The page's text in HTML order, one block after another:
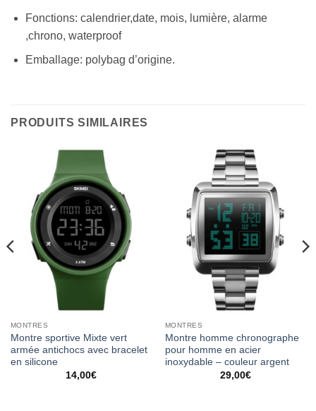
Fonctions: calendrier,date, mois, lumière, alarme
,chrono, waterproof
Emballage: polybag d’origine.
PRODUITS SIMILAIRES
MONTRES
Montre sportive Mixte vert
armée antichocs avec bracelet
en silicone
14,00€
MONTRES
Montre homme chronographe
pour homme en acier
inoxydable – couleur argent
29,00€